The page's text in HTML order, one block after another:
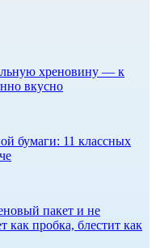
хреновину — к
вкусно
бумаги: 11 классных
пакет и не
как пробка, блестит как